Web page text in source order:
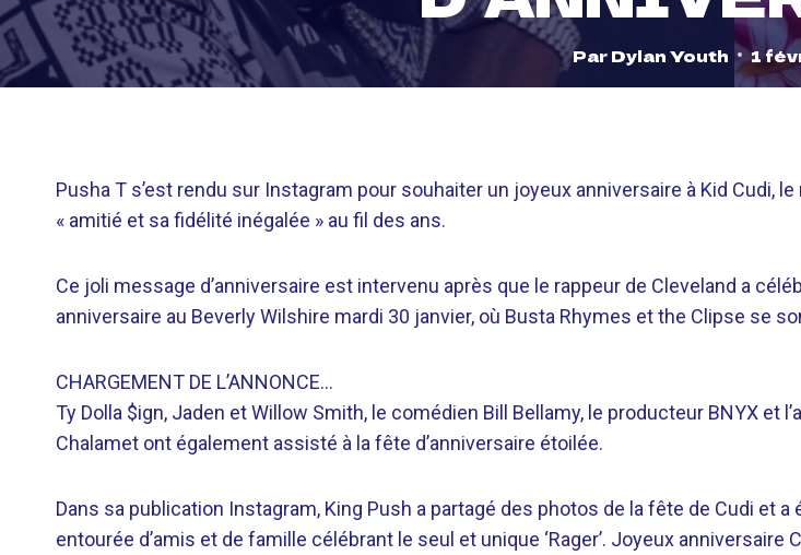
ParDylan Youth 1
Pusha T s’est rendu sur Instagram pour souhaiter un joyeux anniversaire à Kid Cudi,
« amitié et sa fidélité inégalée » au fil des ans.
Ce joli message d’anniversaire est intervenu après que le rappeur de Cleveland a
anniversaire au Beverly Wilshire mardi 30 janvier, où Busta Rhymes et the Clipse se
CHARGEMENT DE L’ANNONCE…
Ty Dolla $ign, Jaden et Willow Smith, le comédien Bill Bellamy, le producteur BNYX et
Chalamet ont également assisté à la fête d’anniversaire étoilée.
Dans sa publication Instagram, King Push a partagé des photos de la fête de Cudi et a
entourée d’amis et de famille célébrant le seul et unique ‘Rager’. Joyeux anniversaire